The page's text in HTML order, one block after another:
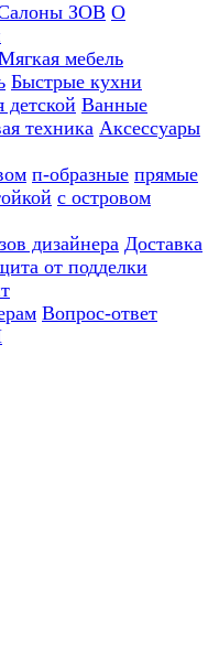
ЗОВ О
мебель
Быстрые кухни
детской Ванные
техника Аксессуары
п-образные прямые
с островом
дизайнера Доставка
от подделки
Вопрос-ответ